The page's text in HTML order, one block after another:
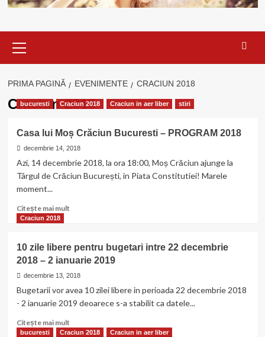
principal
PRIMA PAGINĂ EVENIMENTE CRACIUN 2018
Craciun 2018
bucuresti Craciun 2018 Craciun in aer liber stiri
Casa lui Moș Crăciun Bucuresti – PROGRAM 2018
decembrie 14, 2018
Azi, 14 decembrie 2018, la ora 18:00, Moș Crăciun ajunge la
Târgul de Crăciun București, in Piata Constitutiei! Marele
moment...
Citește mai multCitește
Casa
lui
Moș
Bucuresti
–
2018
Craciun 2018
10 zile libere pentru bugetari intre 22 decembrie
2018 – 2 ianuarie 2019
decembrie 13, 2018
Bugetarii vor avea 10 zilei libere in perioada 22 decembrie 2018
- 2 ianuarie 2019 deoarece s-a stabilit ca datele...
Citește mai multCitește
mai
bucuresti Craciun 2018 Craciun in aer liber